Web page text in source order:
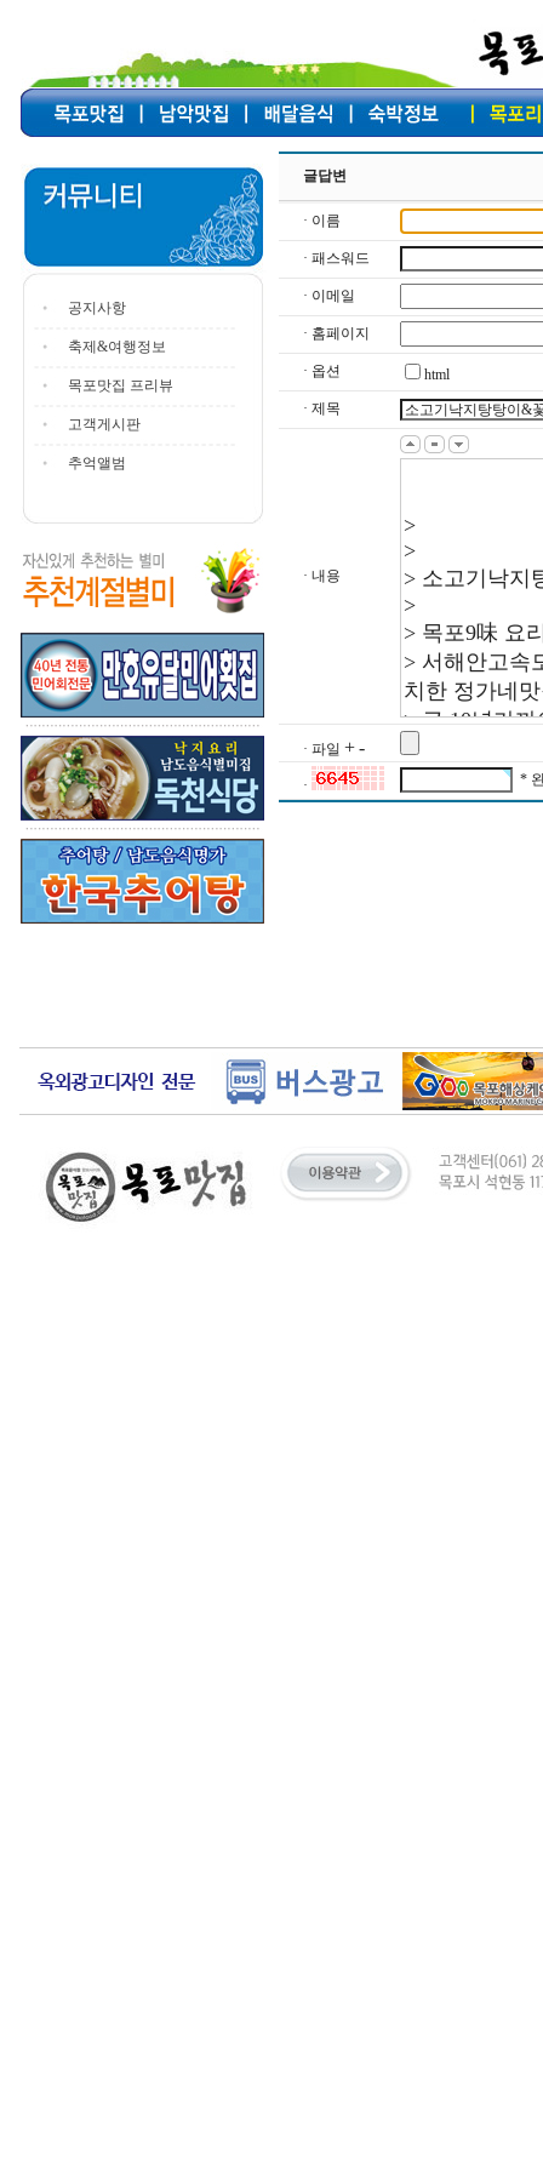
공지사항
축제&여행정보
목포맛집 프리뷰
고객게시판
추억앨범
글답변
· 이름
· 패스워드
· 이메일
· 홈페이지
· 옵션
html
· 제목
· 내용
· 파일 + -
· *